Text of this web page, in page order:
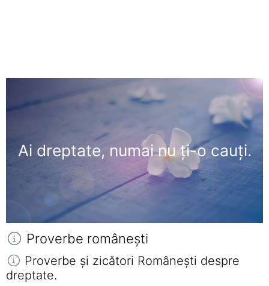
Ai dreptate, numai nu ţi-o cauţi.
Proverbe româneşti
Proverbe și zicători Româneşti despre
dreptate.